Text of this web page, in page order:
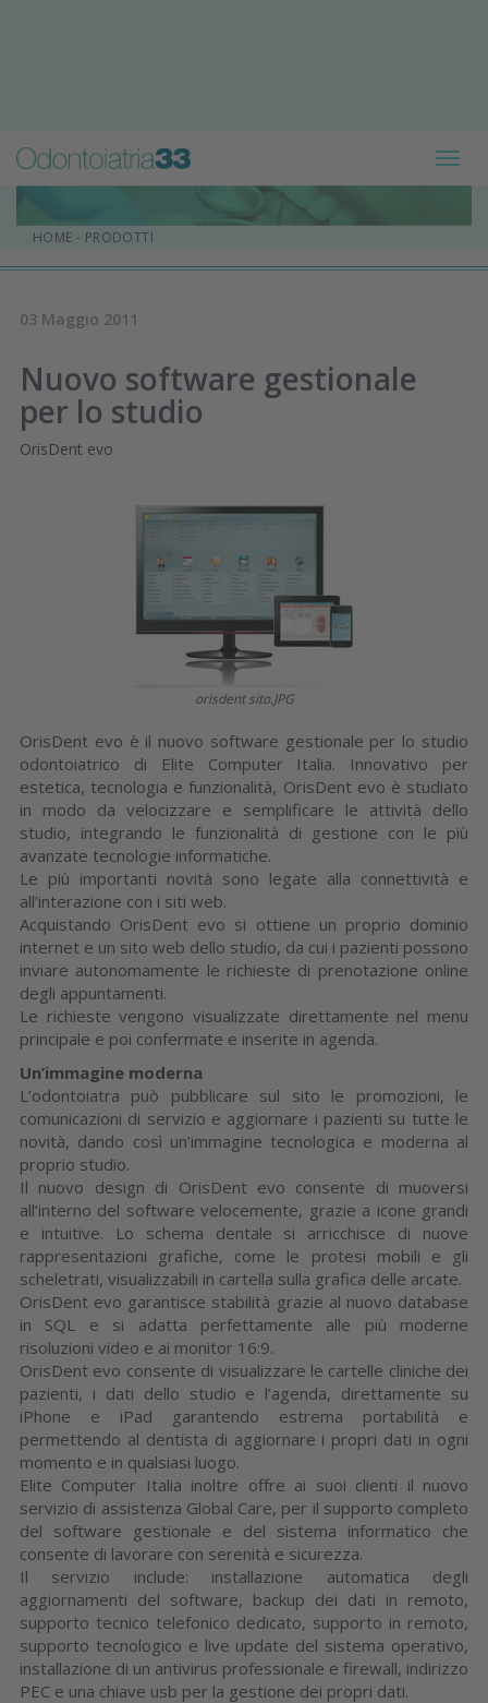
HOME - PRODOTTI
03 Maggio 2011
Nuovo software gestionale
per lo studio
OrisDent evo
orisdent sito.JPG
OrisDent evo è il nuovo software gestionale per lo studio
odontoiatrico di Elite Computer Italia. Innovativo per
estetica, tecnologia e funzionalità, OrisDent evo è studiato
in modo da velocizzare e semplificare le attività dello
studio, integrando le funzionalità di gestione con le più
avanzate tecnologie informatiche.
Le più importanti novità sono legate alla connettività e
all’interazione con i siti web.
Acquistando OrisDent evo si ottiene un proprio dominio
internet e un sito web dello studio, da cui i pazienti possono
inviare autonomamente le richieste di prenotazione online
degli appuntamenti.
Le richieste vengono visualizzate direttamente nel menu
principale e poi confermate e inserite in agenda.
Un’immagine moderna
L’odontoiatra può pubblicare sul sito le promozioni, le
comunicazioni di servizio e aggiornare i pazienti su tutte le
novità, dando così un’immagine tecnologica e moderna al
proprio studio.
Il nuovo design di OrisDent evo consente di muoversi
all’interno del software velocemente, grazie a icone grandi
e intuitive. Lo schema dentale si arricchisce di nuove
rappresentazioni grafiche, come le protesi mobili e gli
scheletrati, visualizzabili in cartella sulla grafica delle arcate.
OrisDent evo garantisce stabilità grazie al nuovo database
in SQL e si adatta perfettamente alle più moderne
risoluzioni video e ai monitor 16:9.
OrisDent evo consente di visualizzare le cartelle cliniche dei
pazienti, i dati dello studio e l’agenda, direttamente su
iPhone e iPad garantendo estrema portabilità e
permettendo al dentista di aggiornare i propri dati in ogni
momento e in qualsiasi luogo.
Elite Computer Italia inoltre offre ai suoi clienti il nuovo
servizio di assistenza Global Care, per il supporto completo
del software gestionale e del sistema informatico che
consente di lavorare con serenità e sicurezza.
Il servizio include: installazione automatica degli
aggiornamenti del software, backup dei dati in remoto,
supporto tecnico telefonico dedicato, supporto in remoto,
supporto tecnologico e live update del sistema operativo,
installazione di un antivirus professionale e firewall, indirizzo
PEC e una chiave usb per la gestione dei propri dati.